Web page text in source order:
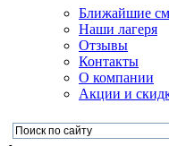
Ближайшие
Наши лагеря
Отзывы
Контакты
О компании
Акции и